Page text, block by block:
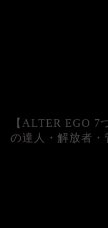
【ALTER EGO 7
の達人・解放者・